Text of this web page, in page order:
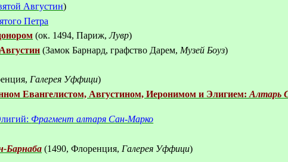
Августин)
Петра
(ок. 1494, Париж,Лувр)
(Замок Барнард, графство Дарем, Музей Боуз)
Галерея Уффици)
Евангелистом, Августином, Иеронимом и Элигием:Алтарь
Фрагмент алтаря Сан-Марко
Барнаба (1490, Флоренция, Галерея Уффици)